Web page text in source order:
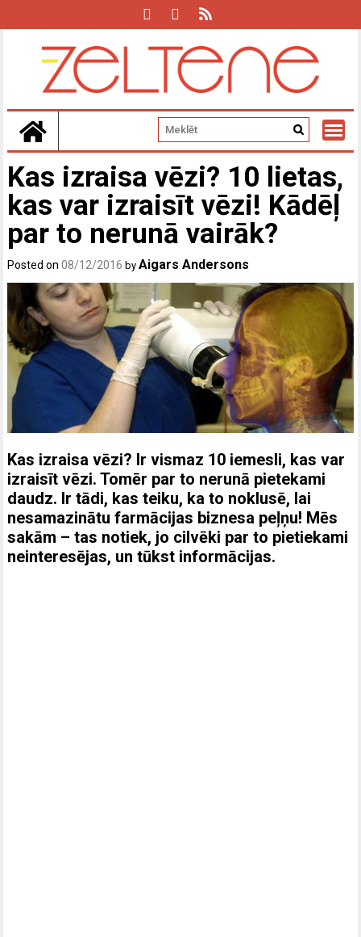
Kas izraisa vēzi? 10 lietas,
kas var izraisīt vēzi! Kādēļ
par to nerunā vairāk?
Posted on08/12/2016 byAigars Andersons
Kas izraisa vēzi? Ir vismaz 10 iemesli, kas var
izraisīt vēzi. Tomēr par to nerunā pietekami
daudz. Ir tādi, kas teiku, ka to noklusē, lai
nesamazinātu farmācijas biznesa peļņu! Mēs
sakām – tas notiek, jo cilvēki par to pietiekami
neinteresējas, un tūkst informācijas.